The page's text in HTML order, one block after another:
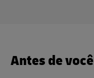
Antes de